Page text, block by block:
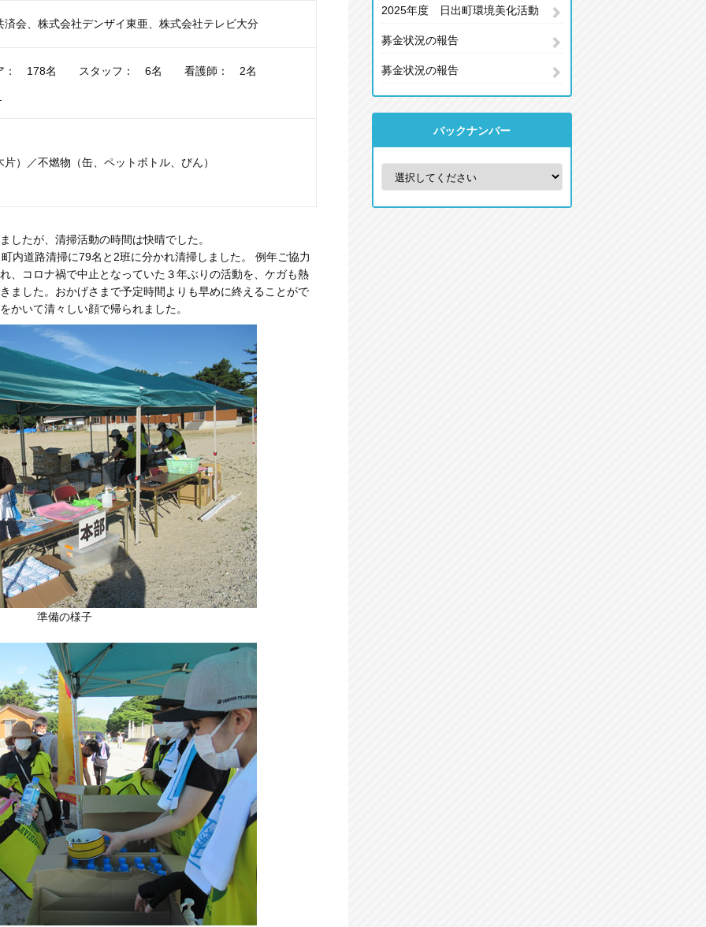
済会、株式会社デンザイ東亜、株式会社テレビ大分
ア： 178名 スタッフ： 6名 看護師： 2名
）／不燃物（缶、ペットボトル、びん）
したが、清掃活動の時間は快晴でした。
内道路清掃に79名と2班に分かれ清掃しました。 例年ご協力
、コロナ禍で中止となっていた３年ぶりの活動を、ケガも熱
ました。おかげさまで予定時間よりも早めに終えることがで
かいて清々しい顔で帰られました。
準備の様子
2025年度 日出町環境美化活動
募金状況の報告
募金状況の報告
バックナンバー